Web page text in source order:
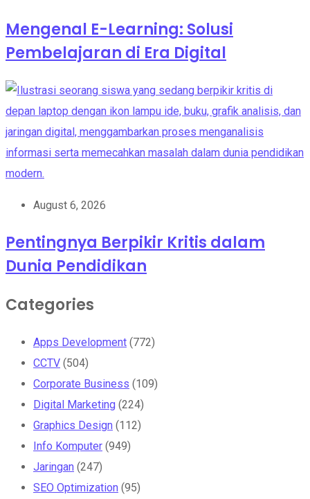
Mengenal E-Learning: Solusi
Pembelajaran di Era Digital
August 6, 2026
Pentingnya Berpikir Kritis dalam
Dunia Pendidikan
Categories
Apps Development (772)
CCTV (504)
Corporate Business (109)
Digital Marketing (224)
Graphics Design (112)
Info Komputer (949)
Jaringan (247)
SEO Optimization (95)